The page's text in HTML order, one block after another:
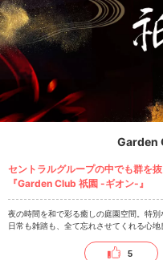
Garden
セントラルグループの中でも群を
『Garden Club 祇園 -ギオン-』
夜の時間を和で彩る癒しの庭園空間。特別
日常も雑踏も、全て忘れさせてくれる心地
5